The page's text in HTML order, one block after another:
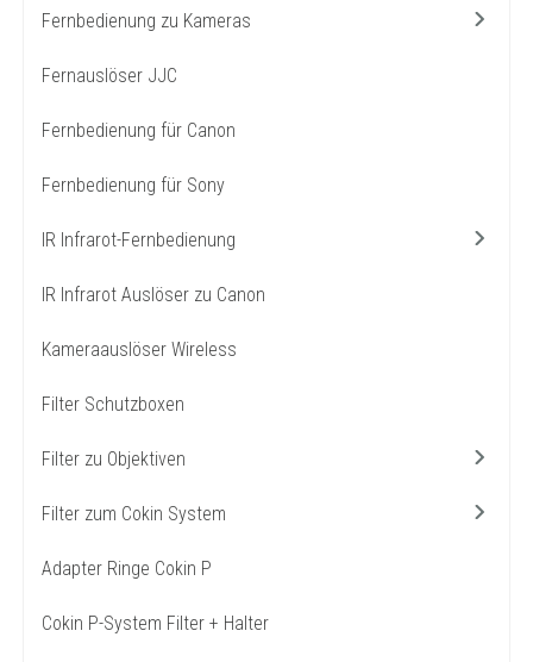
Fernbedienung zu Kameras
Fernauslöser JJC
Fernbedienung für Canon
Fernbedienung für Sony
IR Infrarot-Fernbedienung
IR Infrarot Auslöser zu Canon
Kameraauslöser Wireless
Filter Schutzboxen
Filter zu Objektiven
Filter zum Cokin System
Adapter Ringe Cokin P
Cokin P-System Filter + Halter